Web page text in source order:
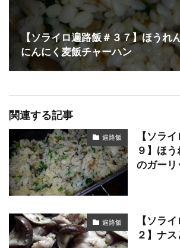
【ソライロ遍路飯＃３７】ほうれ
にんにく麦飯チャーハン
関連する記事
遍路飯
【ソラ
９】ほ
のガーリ
遍路飯
【ソラ
２】ナ